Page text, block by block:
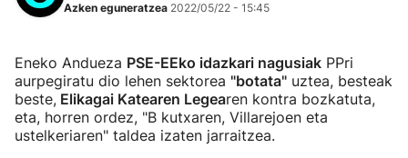
Azken eguneratzea 2022/05/22 - 15:45
Eneko Andueza PSE-EEko idazkari nagusiak PPri
aurpegiratu dio lehen sektorea "botata" uztea, besteak
beste, Elikagai Katearen Legearen kontra bozkatuta,
eta, horren ordez, "B kutxaren, Villarejoen eta
ustelkeriaren" taldea izaten jarraitzea.